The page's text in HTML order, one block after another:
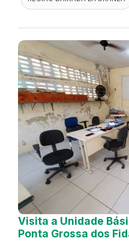
Visita a Unidade
Ponta Grossa dos